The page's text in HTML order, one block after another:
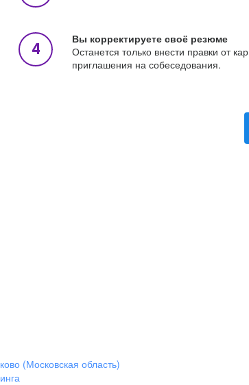
Вы корректируете своё резюме
Останется только внести правки от
приглашения на собеседования.
(Московская область)